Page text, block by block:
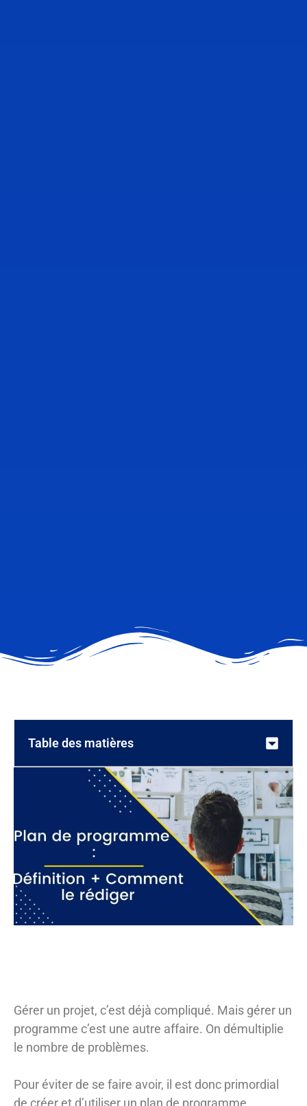
Table des matières
Gérer un projet, c’est déjà compliqué. Mais gérer un
programme c’est une autre affaire. On démultiplie
le nombre de problèmes.
Pour éviter de se faire avoir, il est donc primordial
de créer et d’utiliser un plan de programme.